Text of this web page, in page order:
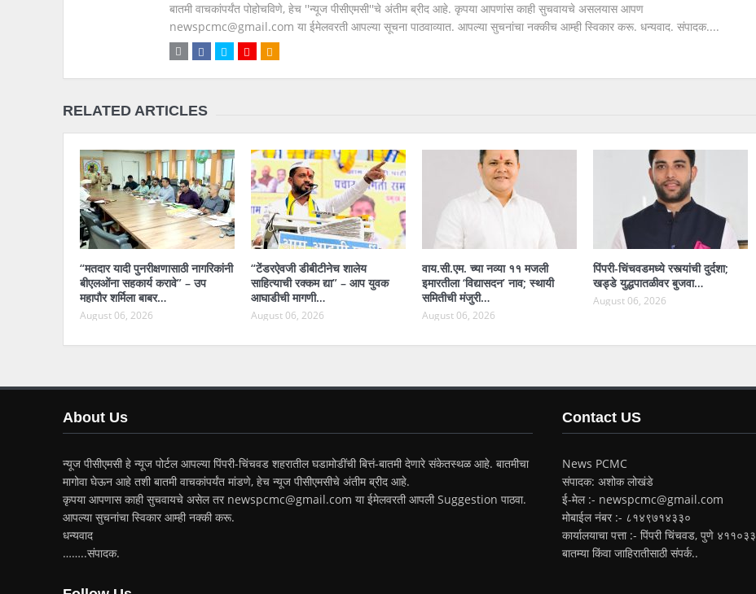
बातमी वाचकांपर्यंत पोहोचविणे, हेच ''न्यूज पीसीएमसी''चे अंतीम ब्रीद आहे. कृपया आपणांस काही सुचवायचे असलयास आपण
newspcmc@gmail.com या ईमेलवरती आपल्या सूचना पाठवाव्यात. आपल्या सुचनांचा नक्कीच आम्ही स्विकार करू. धन्यवाद. संपादक....
RELATED ARTICLES
“मतदार यादी पुनरीक्षणासाठी नागरिकांनी
बीएलओंना सहकार्य करावे” – उप
महापौर शर्मिला बाबर…
August 06, 2026
“टेंडरऐवजी डीबीटीनेच शालेय
साहित्याची रक्कम द्या” – आप युवक
आघाडीची मागणी…
August 06, 2026
वाय.सी.एम. च्या नव्या ११ मजली
इमारतीला ‘विद्यासदन’ नाव; स्थायी
समितीची मंजुरी…
August 06, 2026
पिंपरी-चिंचवडमध्ये रस्त्यांची दुर्दशा;
खड्डे युद्धपातळीवर बुजवा…
August 06, 2026
About Us
न्यूज पीसीएमसी हे न्यूज पोर्टल आपल्या पिंपरी-चिंचवड शहरातील घडामोडींची बित्तं-बातमी देणारे संकेतस्थळ आहे. बातमीचा
मागोवा घेऊन आहे तशी बातमी वाचकांपर्यंत मांडणे, हेच न्यूज पीसीएमसीचे अंतीम ब्रीद आहे.
कृपया आपणास काही सुचवायचे असेल तर newspcmc@gmail.com या ईमेलवरती आपली Suggestion पाठवा.
आपल्या सुचनांचा स्विकार आम्ही नक्की करू.
धन्यवाद
……..संपादक.
Contact US
News PCMC
संपादक: अशोक लोखंडे
ई-मेल :- newspcmc@gmail.com
मोबाईल नंबर :- ८१४९७१४३३०
कार्यालयाचा पत्ता :- पिंपरी चिंचवड, पुणे ४११०३३
बातम्या किंवा जाहिरातीसाठी संपर्क..